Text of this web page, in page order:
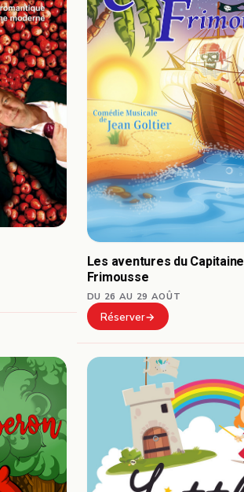
Les aventures du Capitaine
Frimousse
DU 26 AU 29 AOÛT
Réserver